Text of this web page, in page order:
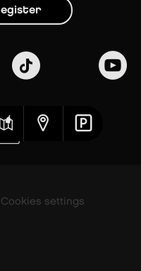
Register
Cookies settings